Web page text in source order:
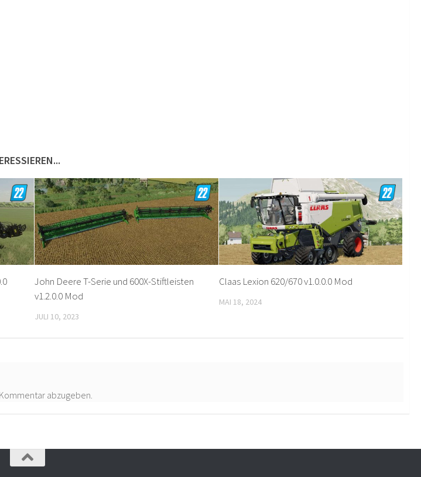
John Deere T-Serie und 600X-Stiftleisten
v1.2.0.0 Mod
JULI 10, 2023
Claas Lexion 620/670 v1.0.0.0 Mod
MAI 18, 2024
abzugeben.